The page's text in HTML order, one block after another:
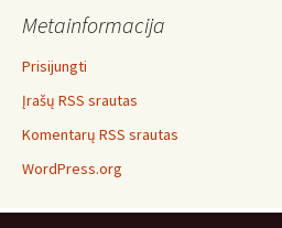
Metainformacija
Prisijungti
Įrašų RSS srautas
Komentarų RSS srautas
WordPress.org